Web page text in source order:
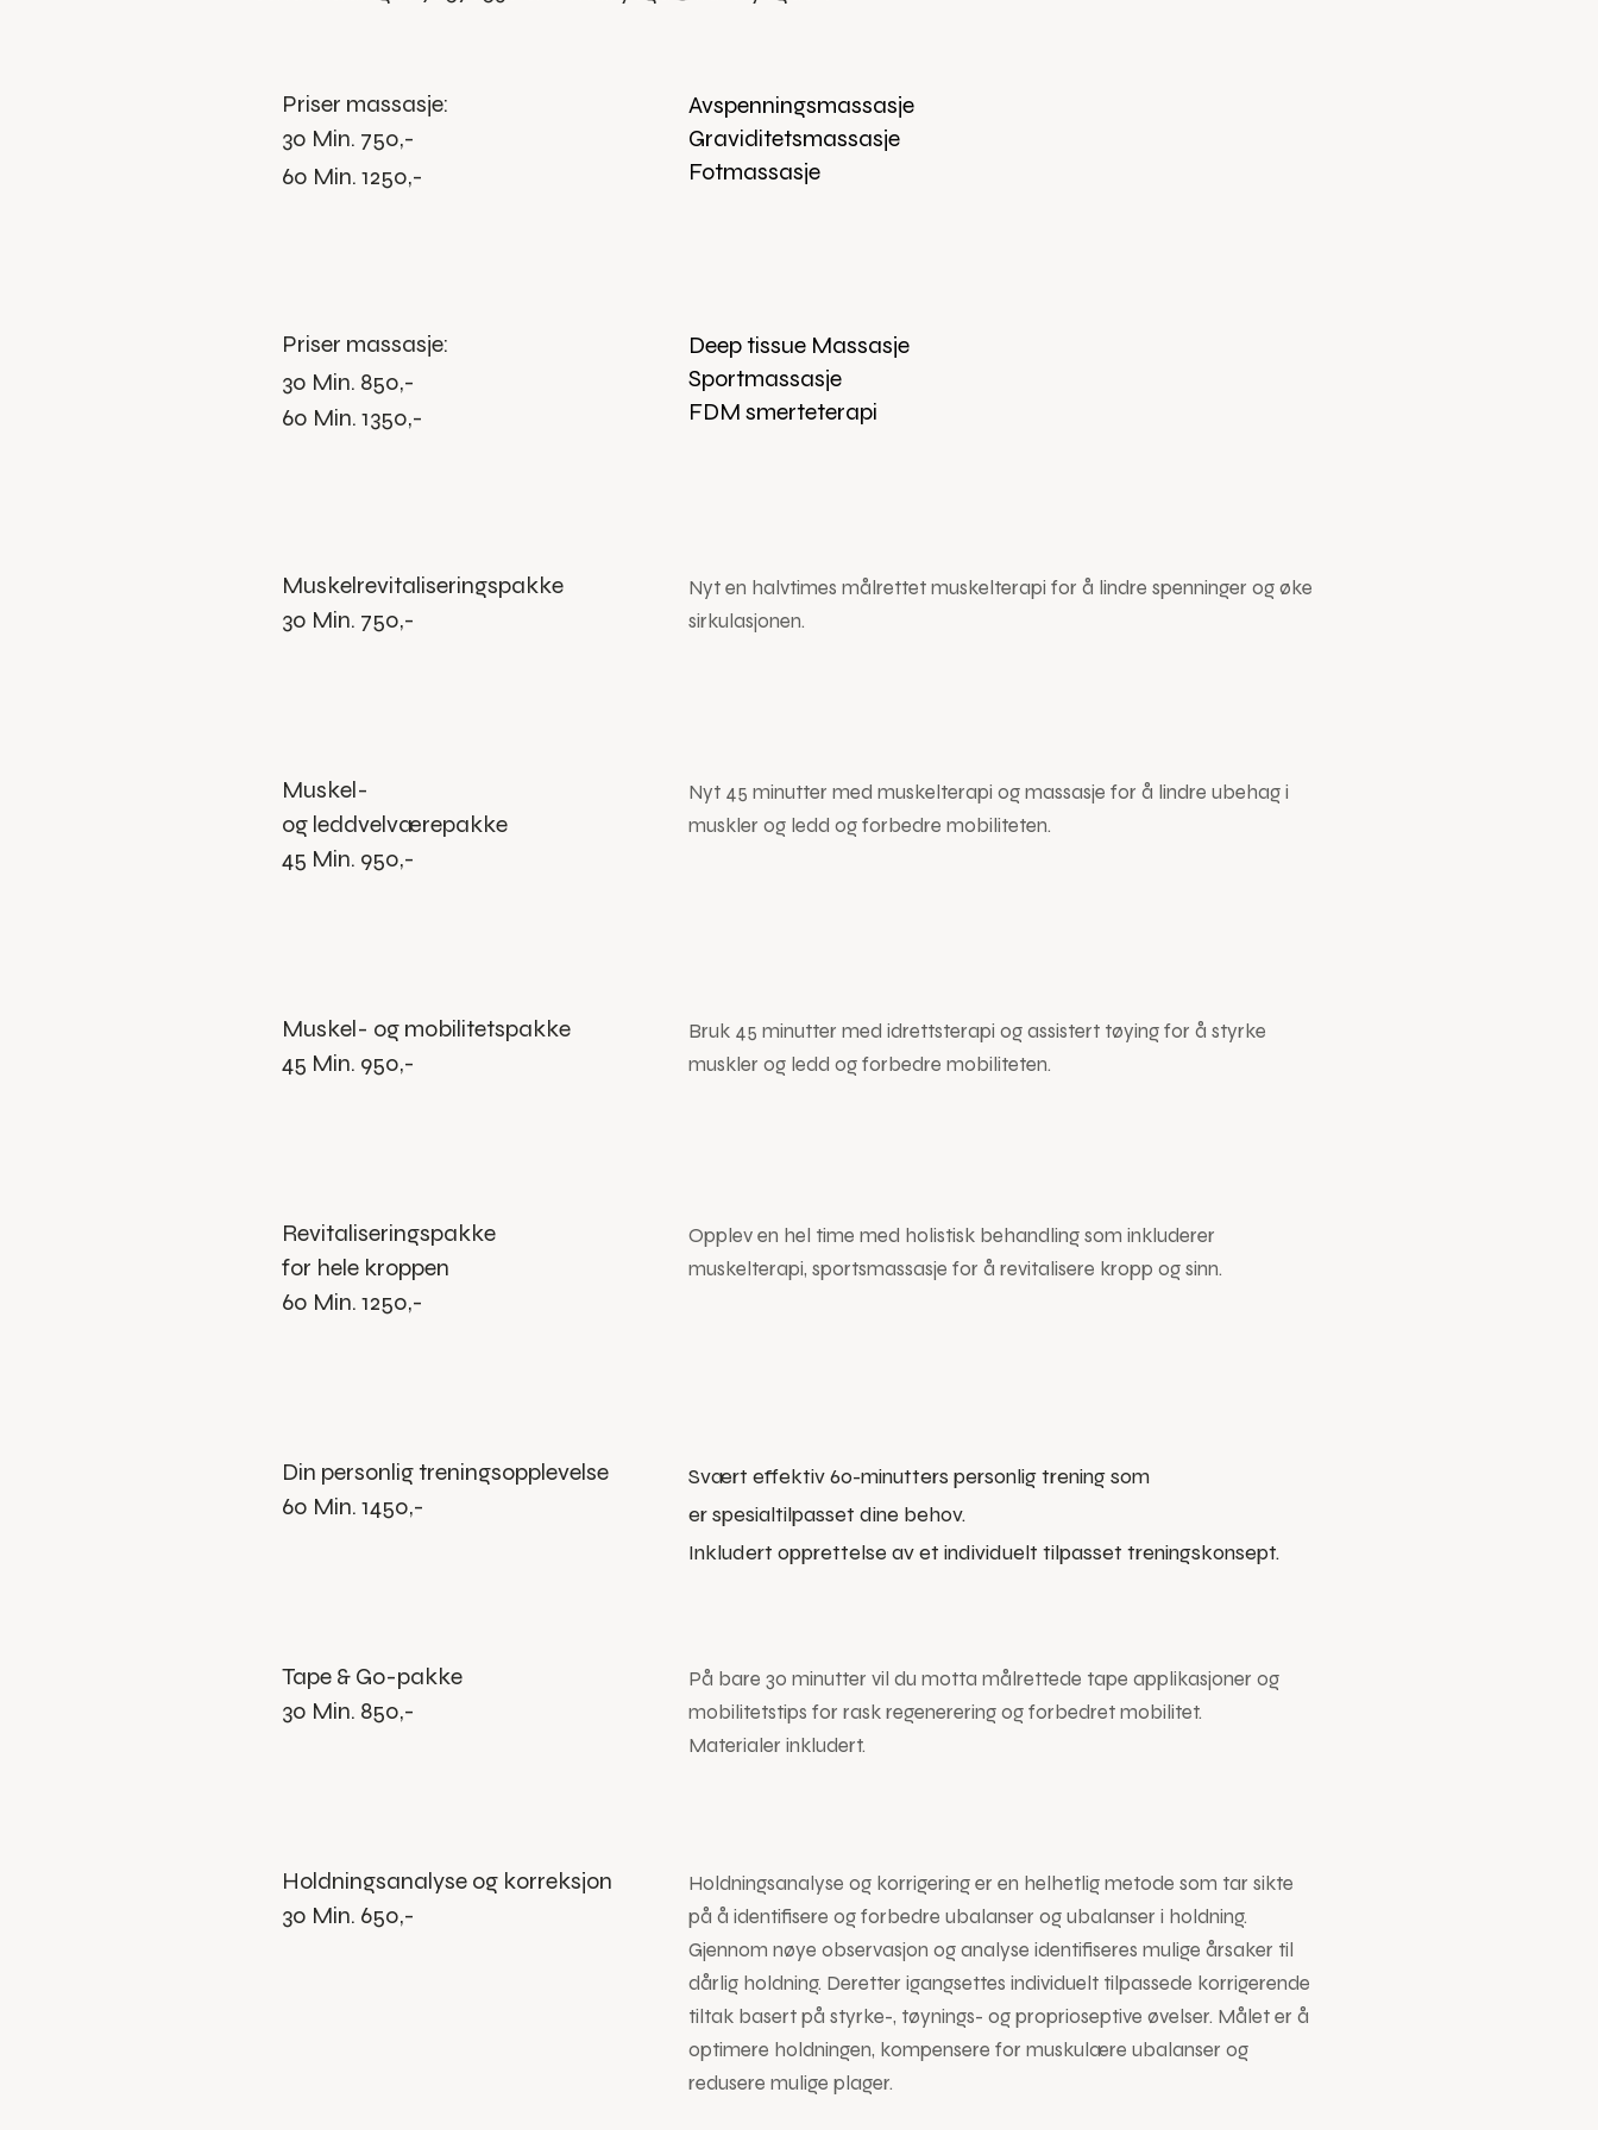
Priser massasje:
30 Min. 750,-
60 Min. 1250,-
Avspenningsmassasje
Graviditetsmassasje
Fotmassasje
Priser massasje:
30 Min. 850,-
60 Min. 1350,-
Deep tissue Massasje
Sportmassasje
FDM smerteterapi
Muskelrevitaliseringspakke
30 Min. 750,-
Nyt en halvtimes målrettet muskelterapi for å lindre spenninger og øke
sirkulasjonen.
Muskel-
og leddvelværepakke
45 Min. 950,-
Nyt 45 minutter med muskelterapi og massasje for å lindre ubehag i
muskler og ledd og forbedre mobiliteten.
Muskel- og mobilitetspakke
45 Min. 950,-
Bruk 45 minutter med idrettsterapi og assistert tøying for å styrke
muskler og ledd og forbedre mobiliteten.
Revitaliseringspakke
for hele kroppen
60 Min. 1250,-
Opplev en hel time med holistisk behandling som inkluderer
muskelterapi, sportsmassasje for å revitalisere kropp og sinn.
Din personlig treningsopplevelse
60 Min. 1450,-
Svært effektiv 60-minutters personlig trening som
er spesialtilpasset dine behov.
Inkludert opprettelse av et individuelt tilpasset treningskonsept.
Tape & Go-pakke
30 Min. 850,-
På bare 30 minutter vil du motta målrettede tape applikasjoner og
mobilitetstips for rask regenerering og forbedret mobilitet.
Materialer inkludert.
Holdningsanalyse og korreksjon
30 Min. 650,-
Holdningsanalyse og korrigering er en helhetlig metode som tar sikte
på å identifisere og forbedre ubalanser og ubalanser i holdning.
Gjennom nøye observasjon og analyse identifiseres mulige årsaker til
dårlig holdning. Deretter igangsettes individuelt tilpassede korrigerende
tiltak basert på styrke-, tøynings- og proprioseptive øvelser. Målet er å
optimere holdningen, kompensere for muskulære ubalanser og
redusere mulige plager.